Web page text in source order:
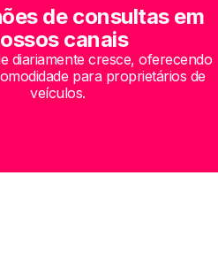
de consultas em
canais
diariamente cresce, oferecendo
para proprietários de
veículos.